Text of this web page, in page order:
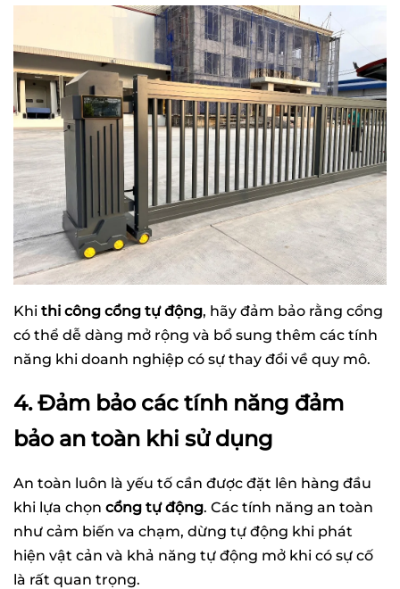
Khi thi công cổng tự động, hãy đảm bảo rằng cổng
có thể dễ dàng mở rộng và bổ sung thêm các tính
năng khi doanh nghiệp có sự thay đổi về quy mô.
4. Đảm bảo các tính năng đảm
bảo an toàn khi sử dụng
An toàn luôn là yếu tố cần được đặt lên hàng đầu
khi lựa chọn cổng tự động. Các tính năng an toàn
như cảm biến va chạm, dừng tự động khi phát
hiện vật cản và khả năng tự động mở khi có sự cố
là rất quan trọng.